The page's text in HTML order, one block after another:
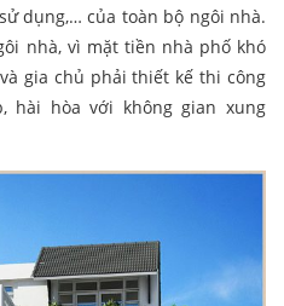
dụng,… của toàn bộ ngôi nhà.
nhà, vì mặt tiền nhà phố khó
gia chủ phải thiết kế thi công
hài hòa với không gian xung